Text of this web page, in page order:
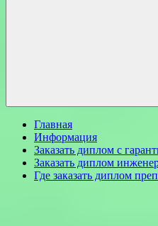
Главная
Информация
Заказать диплом с
Заказать диплом
Где заказать диплом